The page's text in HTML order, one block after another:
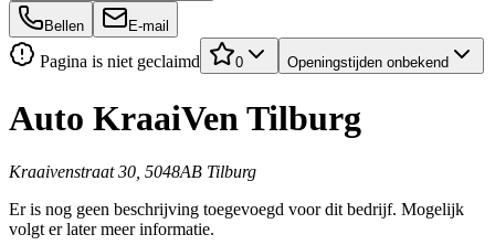
Bellen E-mail
Pagina is niet geclaimd 0 Openingstijden onbekend
Auto KraaiVen Tilburg
Kraaivenstraat 30, 5048AB Tilburg
Er is nog geen beschrijving toegevoegd voor dit bedrijf. Mogelijk
volgt er later meer informatie.